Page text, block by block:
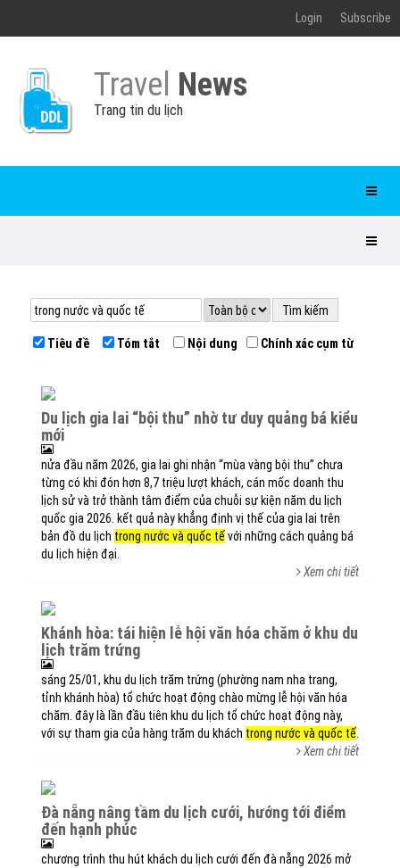
Login Subscribe
Travel News
Trang tin du lịch
Tiêu đề Tóm tắt Nội dung Chính xác cụm từ
du lịch gia lai “bội thu” nhờ tư duy quảng bá kiểu
mới
nửa đầu năm 2026, gia lai ghi nhận “mùa vàng bội thu” chưa
từng có khi đón hơn 8,7 triệu lượt khách, cán mốc doanh thu
lịch sử và trở thành tâm điểm của chuỗi sự kiện năm du lịch
quốc gia 2026. kết quả này khẳng định vị thế của gia lai trên
bản đồ du lịch trong nước và quốc tếvới những cách quảng bá
du lịch hiện đại.
Xem chi tiết
khánh hòa: tái hiện lễ hội văn hóa chăm ở khu du
lịch trăm trứng
sáng 25/01, khu du lịch trăm trứng (phường nam nha trang,
tỉnh khánh hòa) tổ chức hoạt động chào mừng lễ hội văn hóa
chăm. đây là lần đầu tiên khu du lịch tổ chức hoạt động này,
với sự tham gia của hàng trăm du khách trong nước và quốc tế
Xem chi tiết
đà nẵng nâng tầm du lịch cưới, hướng tới điểm
đến hạnh phúc
chương trình thu hút khách du lịch cưới đến đà nẵng 2026 mở